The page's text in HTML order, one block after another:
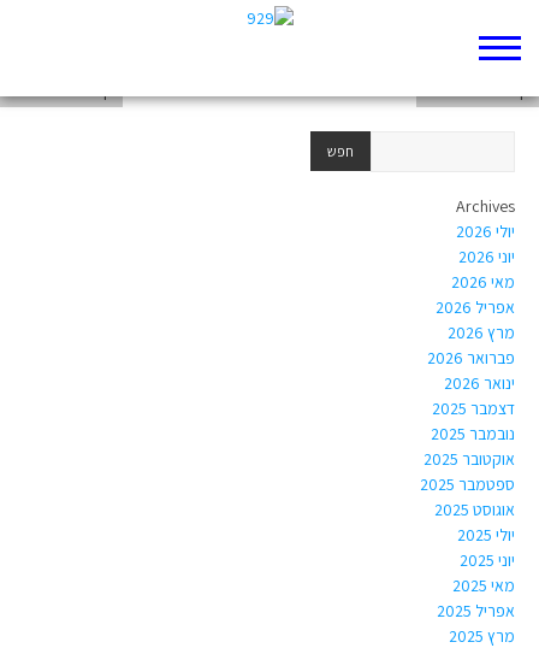
Archives
יולי 2026
יוני 2026
מאי 2026
אפריל 2026
מרץ 2026
פברואר 2026
ינואר 2026
דצמבר 2025
נובמבר 2025
אוקטובר 2025
ספטמבר 2025
אוגוסט 2025
יולי 2025
יוני 2025
מאי 2025
אפריל 2025
מרץ 2025